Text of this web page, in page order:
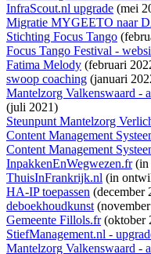
InfraScout.nl upgrade (mei
Migratie MYGEETO naar
Stichting Focus Tango
Focus Tango Festival -
Fatima Melody (februari
swoop coaching (januari
Mantelzorg Valkenswaard -
(juli 2021)
Steunpunt Mantelzorg
Content Management
Content Management
InpakkenEnWegwezen.fr(in
ThuisInFrankrijk.nl (in
HA-IP toepassen (december
deboekhoudkunst
Gemeente Fillols.fr(oktober
StiefManagement.nl -
Mantelzorg Valkenswaard -